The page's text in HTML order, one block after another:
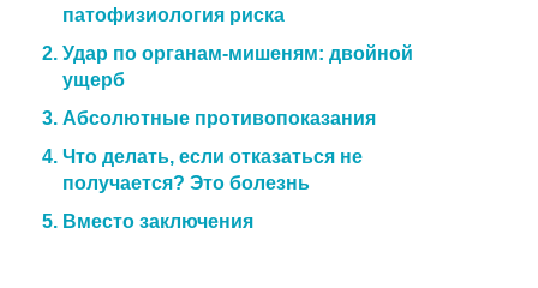
патофизиология риска
Удар по органам-мишеням: двойной
ущерб
Абсолютные противопоказания
Что делать, если отказаться не
получается? Это болезнь
Вместо заключения